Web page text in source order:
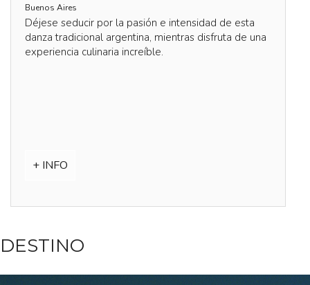
Buenos Aires
Déjese seducir por la pasión e intensidad de esta
danza tradicional argentina, mientras disfruta de una
experiencia culinaria increíble.
+ INFO
DESTINO